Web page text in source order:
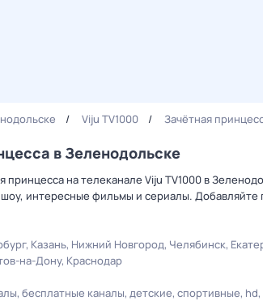
Viju TV1000 Зачётная
в Зеленодольске
принцесса на телеканале Viju TV1000 в
интересные фильмы и сериалы. Добавляйте
Казань Нижний Новгород Челябинск
на-Дону Краснодар
бесплатные каналы детские спортивные hd